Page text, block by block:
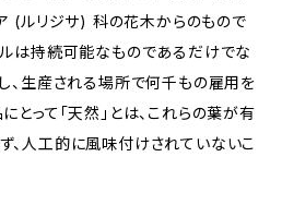
(ルリジサ) 科の花木からのもので
ルは持続可能なものであるだけでな
、生産される場所で何千もの雇用を
とって「天然」とは、これらの葉が有
、人工的に風味付けされていないこ